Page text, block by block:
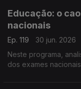
Educação: o
nacionais
Ep. 119
30 jun. 2026
Neste programa,
dos exames